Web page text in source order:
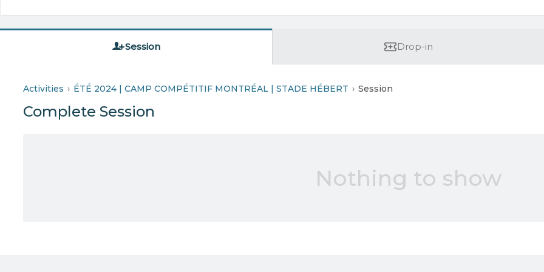
Session Drop-in
Activities ÉTÉ 2024 | CAMP COMPÉTITIF MONTRÉAL | STADE HÉBERT Session
Complete Session
Nothing to show